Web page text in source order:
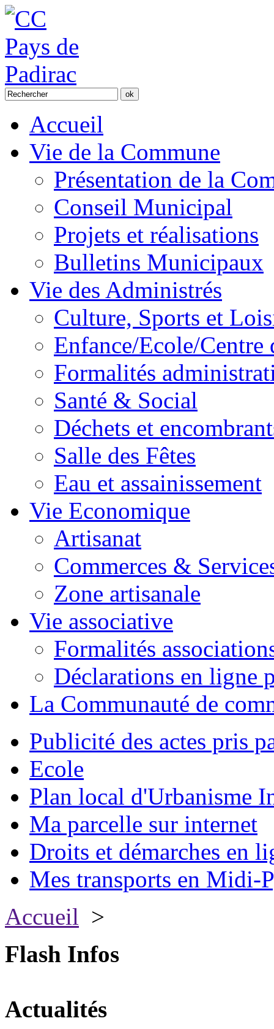
Accueil
Vie de la Commune
Présentation de la
Conseil Municipal
Projets et réalisations
Bulletins Municipaux
Vie des Administrés
Culture, Sports et
Enfance/Ecole/Centre
Formalités
Santé & Social
Déchets et
Salle des Fêtes
Eau et assainissement
Vie Economique
Artisanat
Commerces &
Zone artisanale
Vie associative
Formalités
Déclarations en ligne
La Communauté de
Publicité des actes pris
Ecole
Plan local d'Urbanisme
Ma parcelle sur internet
Droits et démarches en
Mes transports en Midi-
Accueil >
Flash Infos
Actualités